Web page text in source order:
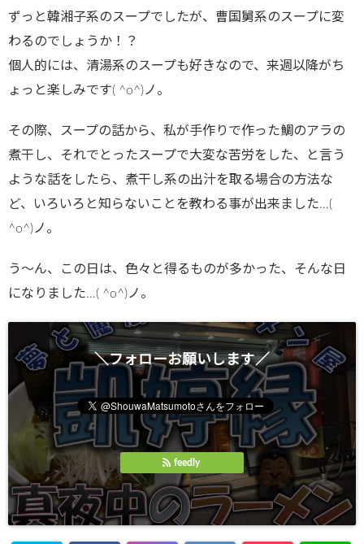
ずっと韓湘子系のスープでしたが、曹国舅系のスープに変
わるのでしょうか！？
個人的には、清湯系のスープも好きなので、来週以降がち
ょっと楽しみです( ^o^)ノ。
その際、スープの話から、私が手作りで作った鯛のアラの
煮干し、それでとったスープで大変な苦労をした、と言う
ような話をしたら、煮干し系の出汁を取る場合の方法な
ど、いろいろと知らないことを教わる事が出来ました…(
^o^)ノ。
う～ん、この日は、色々と得るものが多かった、そんな日
になりました…( ^o^)ノ。
＼フォローお願いします／
feedly